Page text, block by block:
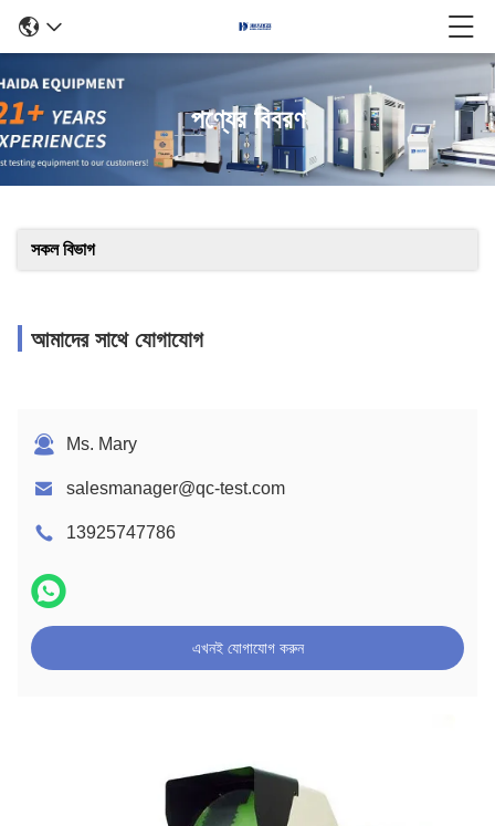
পণ্যের বিবরণ
সকল বিভাগ
আমাদের সাথে যোগাযোগ
Ms. Mary
salesmanager@qc-test.com
13925747786
এখনই যোগাযোগ করুন